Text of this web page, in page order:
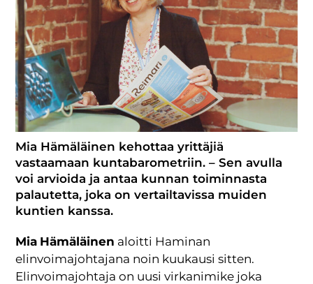
Mia Hämäläinen kehottaa yrittäjiä
vastaamaan kuntabarometriin. – Sen avulla
voi arvioida ja antaa kunnan toiminnasta
palautetta, joka on vertailtavissa muiden
kuntien kanssa.
Mia Hämäläinen aloitti Haminan
elinvoimajohtajana noin kuukausi sitten.
Elinvoimajohtaja on uusi virkanimike joka